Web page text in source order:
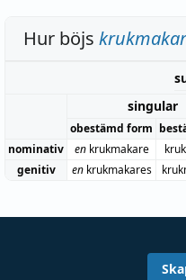
Hur böjs
singular
obestämd form
nominativ
enkrukmakare
genitiv
enkrukmakares